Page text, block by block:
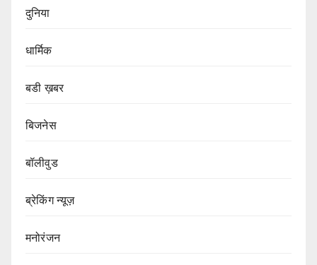
दुनिया
धार्मिक
बडी ख़बर
बिजनेस
बॉलीवुड
ब्रेकिंग न्यूज़
मनोरंजन